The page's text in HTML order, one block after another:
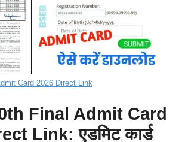
Card 2026 Direct Link
Final Admit Card
Link: एडमिट कार्ड